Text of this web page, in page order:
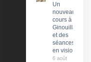
Un
nouveau
cours à
Ginouillac
et des
séances
en visio
6 août